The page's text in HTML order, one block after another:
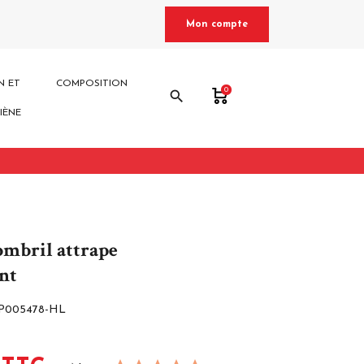
Mon compte
ET COMPOSITION
search 0
attrape
HL